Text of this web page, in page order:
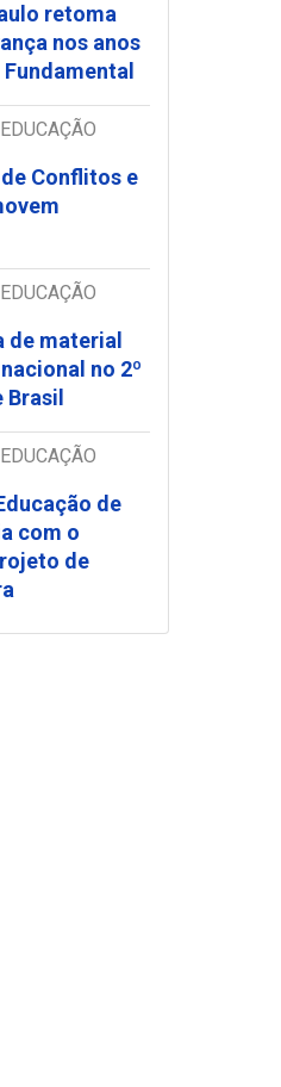
retoma
nos anos
Conflitos e
de material
no 2º
Brasil
de
com o
de